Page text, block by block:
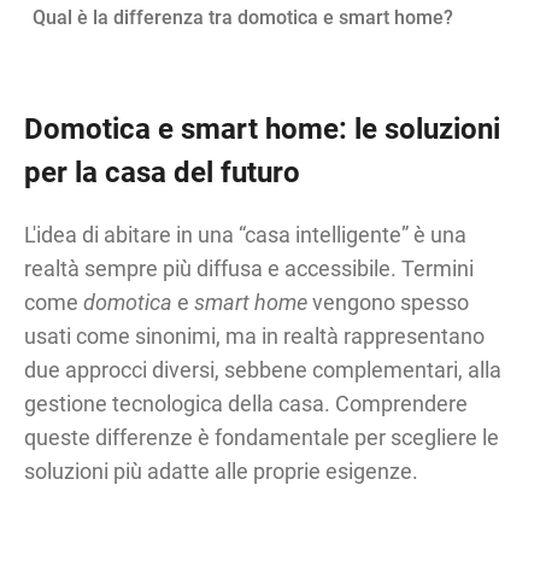
Qual è la differenza tra domotica e smart home?
Domotica e smart home: le soluzioni
per la casa del futuro
L'idea di abitare in una “casa intelligente” è una
realtà sempre più diffusa e accessibile. Termini
comedomotica esmart homevengono spesso
usati come sinonimi, ma in realtà rappresentano
due approcci diversi, sebbene complementari, alla
gestione tecnologica della casa. Comprendere
queste differenze è fondamentale per scegliere le
soluzioni più adatte alle proprie esigenze.